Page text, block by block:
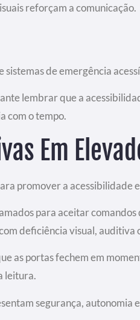
reforçam a comunicação.
de emergência
lembrar que a
com o tempo.
Em
promover a acessibilidade
para aceitar
deficiência visual,
as portas fechem em
leitura.
segurança, autonomia